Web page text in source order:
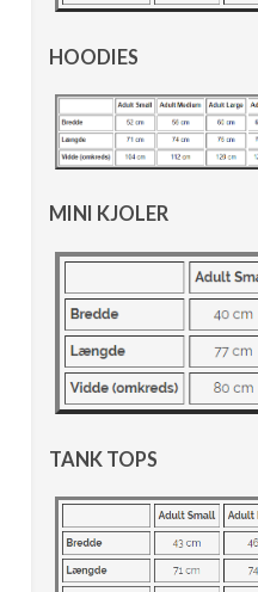
HOODIES
MINI KJOLER
TANK TOPS